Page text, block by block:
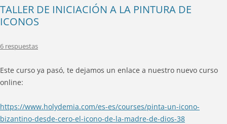
TALLER DE INICIACIÓN A LA PINTURA DE
ICONOS
6 respuestas
Este curso ya pasó, te dejamos un enlace a nuestro nuevo curso
online:
https://www.holydemia.com/es-es/courses/pinta-un-icono-
bizantino-desde-cero-el-icono-de-la-madre-de-dios-38